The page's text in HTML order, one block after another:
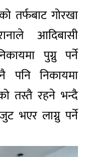
तर्फबाट गोरखा
आदिबासी
पुग्नु पर्ने
पनि निकायमा
तस्तै रहने भन्दै
जुट भएर लाग्नु पर्ने